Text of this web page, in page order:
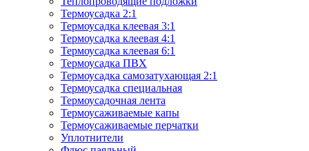
Термоусадка 2:1
Термоусадка клеевая 3:1
Термоусадка клеевая 4:1
Термоусадка клеевая 6:1
Термоусадка ПВХ
Термоусадка самозатухающая 2:1
Термоусадка специальная
Термоусадочная лента
Термоусаживаемые капы
Термоусаживаемые перчатки
Уплотнители